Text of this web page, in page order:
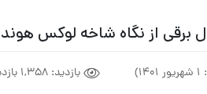
بازدید: 1,358 بازدید